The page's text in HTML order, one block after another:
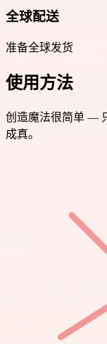
全球配送
准备全球发货
使用方法
创造魔法很简单 —
成真。